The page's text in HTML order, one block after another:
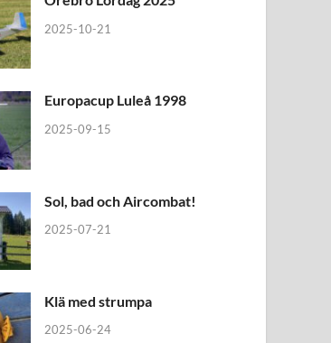
2025-10-21
Europacup Luleå 1998
2025-09-15
Sol, bad och Aircombat!
2025-07-21
Klä med strumpa
2025-06-24